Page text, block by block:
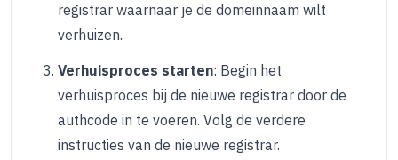
registrar waarnaar je de domeinnaam wilt
verhuizen.
Verhuisproces starten: Begin het
verhuisproces bij de nieuwe registrar door de
authcode in te voeren. Volg de verdere
instructies van de nieuwe registrar.